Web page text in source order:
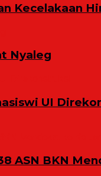
Kecelakaan
Nyaleg
UI
ASN BKN